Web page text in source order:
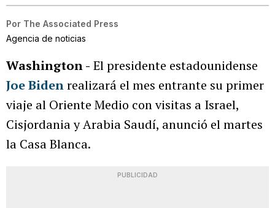
Por The Associated Press
Agencia de noticias
Washington - El presidente estadounidense
Joe Bidenrealizará el mes entrante su primer
viaje al Oriente Medio con visitas a Israel,
Cisjordania y Arabia Saudí, anunció el martes
la Casa Blanca.
PUBLICIDAD